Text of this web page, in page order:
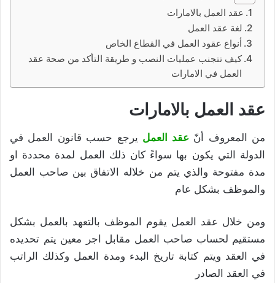
عقد العمل بالامارات
لغة عقد العمل
أنواع عقود العمل في القطاع الخاص
كيف تتجنب عمليات النصب و طريقة التأكد من صحة عقد
العمل في الامارات
عقد العمل بالامارات
من المعروف أنّعقد العمل يرجع حسب قانون العمل في
الدولة التي يكون بها سواءً كان ذلك العمل لمدة محددة او
مدة مفتوحة والذي يتم من خلاله الاتفاق بين صاحب العمل
والموظف بشكل عام
ومن خلال عقد العمل يقوم الموظف بالتعهد بالعمل بشكل
مستقيم لحساب صاحب العمل مقابل اجر معين يتم تحديده
في العقد ويتم كتابة تاريخ البدء ومدة العمل وكذلك الراتب
في العقد الصادر